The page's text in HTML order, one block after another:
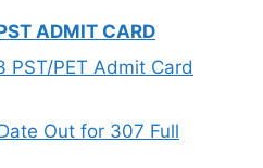
ADMIT CARD
PST/PET Admit Card
Out for 307 Full